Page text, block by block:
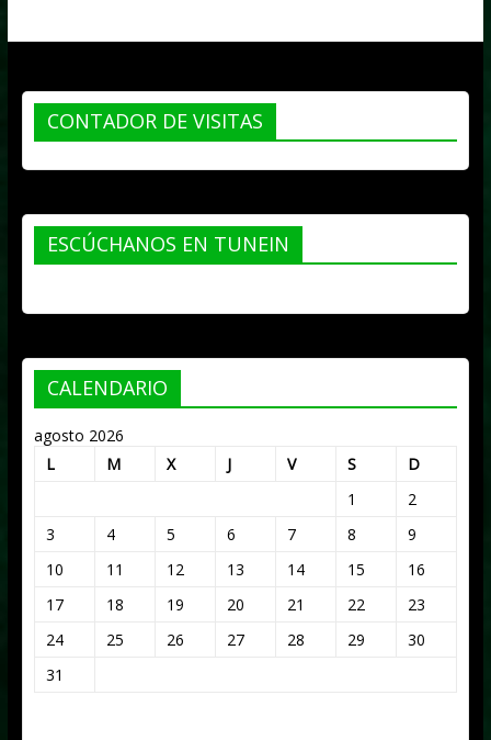
CONTADOR DE VISITAS
ESCÚCHANOS EN TUNEIN
CALENDARIO
agosto 2026
L
M X J V S
D
1
2
3
4 5 6 7 8
9
10
11 12 13 14 15
16
17
18 19 20 21 22
23
24
25 26 27 28 29
30
31